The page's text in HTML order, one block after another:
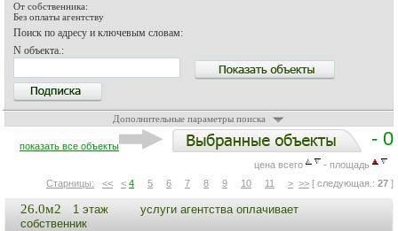
От собственника:
Без оплаты агентству
Поиск по адресу и ключевым словам:
N объекта.:
Дополнительные параметры поиска
- 0
показать все объекты
цена всего
- площадь
Старницы:
<< < 4 5 6 7 8 9 10 11 > >> [ следующая.: 27 ]
26.0м2 1 этаж
услуги агентства оплачивает
собственник